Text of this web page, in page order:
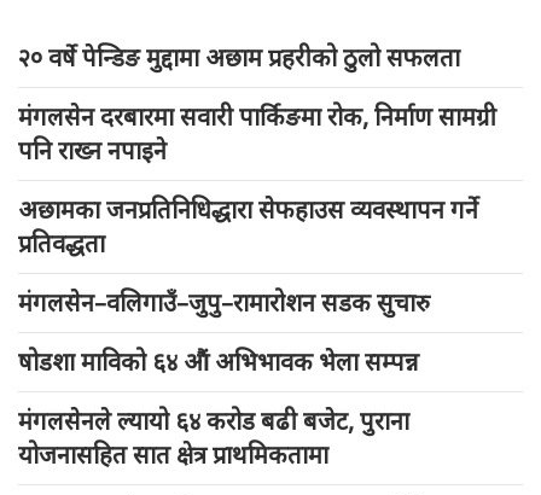
२० वर्षे पेन्डिङ मुद्दामा अछाम प्रहरीको ठुलो सफलता
मंगलसेन दरबारमा सवारी पार्किङमा रोक, निर्माण सामग्री
पनि राख्न नपाइने
अछामका जनप्रतिनिधिद्धारा सेफहाउस व्यवस्थापन गर्ने
प्रतिवद्धता
मंगलसेन–वलिगाउँ–जुपु–रामारोशन सडक सुचारु
षोडशा माविको ६४ औं अभिभावक भेला सम्पन्न
मंगलसेनले ल्यायो ६४ करोड बढी बजेट, पुराना
योजनासहित सात क्षेत्र प्राथमिकतामा